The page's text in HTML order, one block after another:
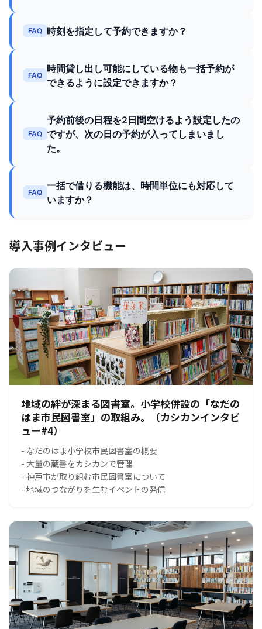
FAQ 時刻を指定して予約できますか？
FAQ
時間貸し出し可能にしている物も一括予約が
できるように設定できますか？
FAQ
予約前後の日程を2日間空けるよう設定したの
ですが、次の日の予約が入ってしまいまし
た。
FAQ
一括で借りる機能は、時間単位にも対応して
いますか？
導入事例インタビュー
地域の絆が深まる図書室。小学校併設の「なだの
はま市民図書室」の取組み。（カシカンインタビ
ュー#4）
- なだのはま小学校市民図書室の概要
- 大量の蔵書をカシカンで管理
- 神戸市が取り組む市民図書室について
- 地域のつながりを生むイベントの発信